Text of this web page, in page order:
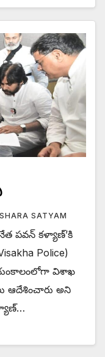
SATYAM
పవన్ కళ్యాణ్’కి
Police)
విశాఖ
ఆదేశించారు అని